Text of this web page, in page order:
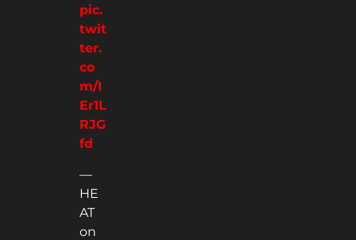
pic.
twit
ter.
co
m/I
Er1L
RJG
fd
—
HE
AT
on